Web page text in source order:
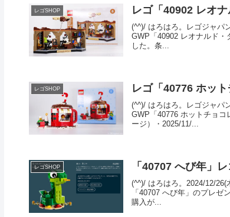
レゴSHOP レゴ「40902 レオ
(^^)/ はろはろ。レゴジャパ
GWP「40902 レオナルド
した。条...
レゴSHOP レゴ「40776 ホッ
(^^)/ はろはろ。レゴジャパ
GWP「40776 ホットチョ
ージ）・2025/11/...
レゴSHOP 「40707 へび年」
(^^)/ はろはろ。2024/12/26(
「40707 へび年」のプレ
購入が...